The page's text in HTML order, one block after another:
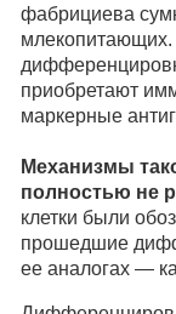
фабрициева
млекопитающих.
приобретают
маркерные
Механизмы
полностью не
клетки были
прошедшие
ее аналогах —